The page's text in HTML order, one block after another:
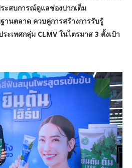
ะสบการณ์ดูแลช่องปากเต็ม
านตลาด ควบคู่การสร้างการรับรู้
ะเทศกลุ่ม CLMV ในไตรมาส 3 ตั้งเป้า